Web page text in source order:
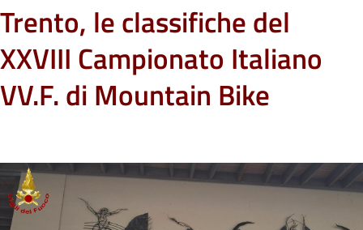
Trento, le classifiche del
XXVIII Campionato Italiano
VV.F. di Mountain Bike